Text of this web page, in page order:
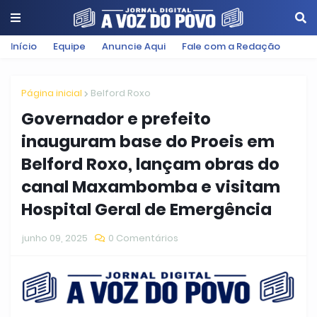
Início Equipe Anuncie Aqui Fale com a Redação
Página inicial Belford Roxo
Governador e prefeito
inauguram base do Proeis em
Belford Roxo, lançam obras do
canal Maxambomba e visitam
Hospital Geral de Emergência
junho 09, 2025 0 Comentários